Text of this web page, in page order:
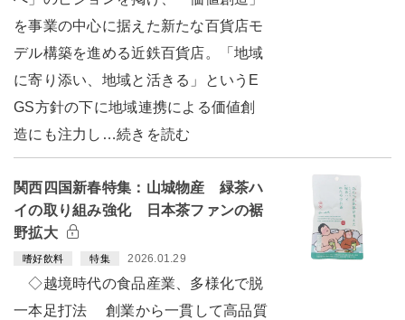
を事業の中心に据えた新たな百貨店モ
デル構築を進める近鉄百貨店。「地域
に寄り添い、地域と活きる」というE
GS方針の下に地域連携による価値創
造にも注力し…続きを読む
関西四国新春特集：山城物産 緑茶ハ
イの取り組み強化 日本茶ファンの裾
野拡大
嗜好飲料 特集 2026.01.29
◇越境時代の食品産業、多様化で脱
一本足打法 創業から一貫して高品質